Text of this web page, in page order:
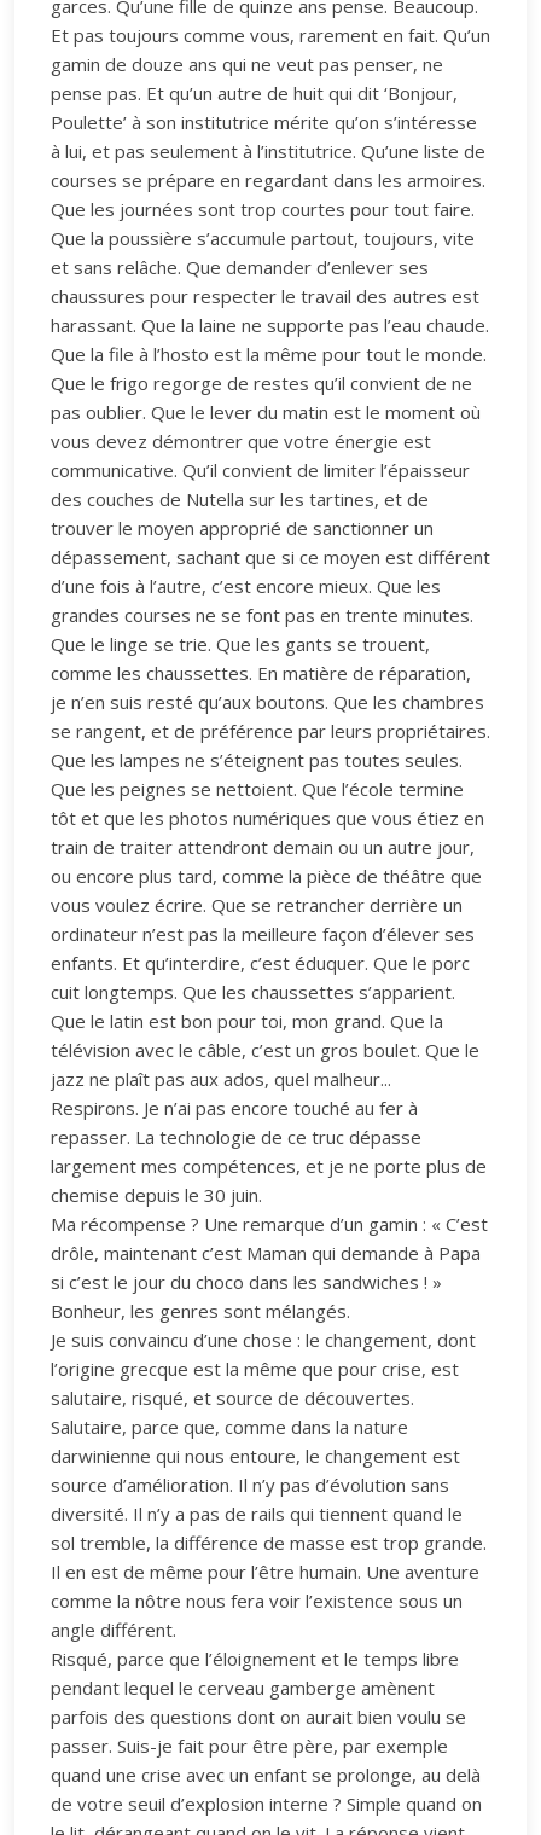
garces. Qu’une fille de quinze ans pense. Beaucoup.
Et pas toujours comme vous, rarement en fait. Qu’un
gamin de douze ans qui ne veut pas penser, ne
pense pas. Et qu’un autre de huit qui dit ‘Bonjour,
Poulette’ à son institutrice mérite qu’on s’intéresse
à lui, et pas seulement à l’institutrice. Qu’une liste de
courses se prépare en regardant dans les armoires.
Que les journées sont trop courtes pour tout faire.
Que la poussière s’accumule partout, toujours, vite
et sans relâche. Que demander d’enlever ses
chaussures pour respecter le travail des autres est
harassant. Que la laine ne supporte pas l’eau chaude.
Que la file à l’hosto est la même pour tout le monde.
Que le frigo regorge de restes qu’il convient de ne
pas oublier. Que le lever du matin est le moment où
vous devez démontrer que votre énergie est
communicative. Qu’il convient de limiter l’épaisseur
des couches de Nutella sur les tartines, et de
trouver le moyen approprié de sanctionner un
dépassement, sachant que si ce moyen est différent
d’une fois à l’autre, c’est encore mieux. Que les
grandes courses ne se font pas en trente minutes.
Que le linge se trie. Que les gants se trouent,
comme les chaussettes. En matière de réparation,
je n’en suis resté qu’aux boutons. Que les chambres
se rangent, et de préférence par leurs propriétaires.
Que les lampes ne s’éteignent pas toutes seules.
Que les peignes se nettoient. Que l’école termine
tôt et que les photos numériques que vous étiez en
train de traiter attendront demain ou un autre jour,
ou encore plus tard, comme la pièce de théâtre que
vous voulez écrire. Que se retrancher derrière un
ordinateur n’est pas la meilleure façon d’élever ses
enfants. Et qu’interdire, c’est éduquer. Que le porc
cuit longtemps. Que les chaussettes s’apparient.
Que le latin est bon pour toi, mon grand. Que la
télévision avec le câble, c’est un gros boulet. Que le
jazz ne plaît pas aux ados, quel malheur...
Respirons. Je n’ai pas encore touché au fer à
repasser. La technologie de ce truc dépasse
largement mes compétences, et je ne porte plus de
chemise depuis le 30 juin.
Ma récompense ? Une remarque d’un gamin : « C’est
drôle, maintenant c’est Maman qui demande à Papa
si c’est le jour du choco dans les sandwiches ! »
Bonheur, les genres sont mélangés.
Je suis convaincu d’une chose : le changement, dont
l’origine grecque est la même que pour crise, est
salutaire, risqué, et source de découvertes.
Salutaire, parce que, comme dans la nature
darwinienne qui nous entoure, le changement est
source d’amélioration. Il n’y pas d’évolution sans
diversité. Il n’y a pas de rails qui tiennent quand le
sol tremble, la différence de masse est trop grande.
Il en est de même pour l’être humain. Une aventure
comme la nôtre nous fera voir l’existence sous un
angle différent.
Risqué, parce que l’éloignement et le temps libre
pendant lequel le cerveau gamberge amènent
parfois des questions dont on aurait bien voulu se
passer. Suis-je fait pour être père, par exemple
quand une crise avec un enfant se prolonge, au delà
de votre seuil d’explosion interne ? Simple quand on